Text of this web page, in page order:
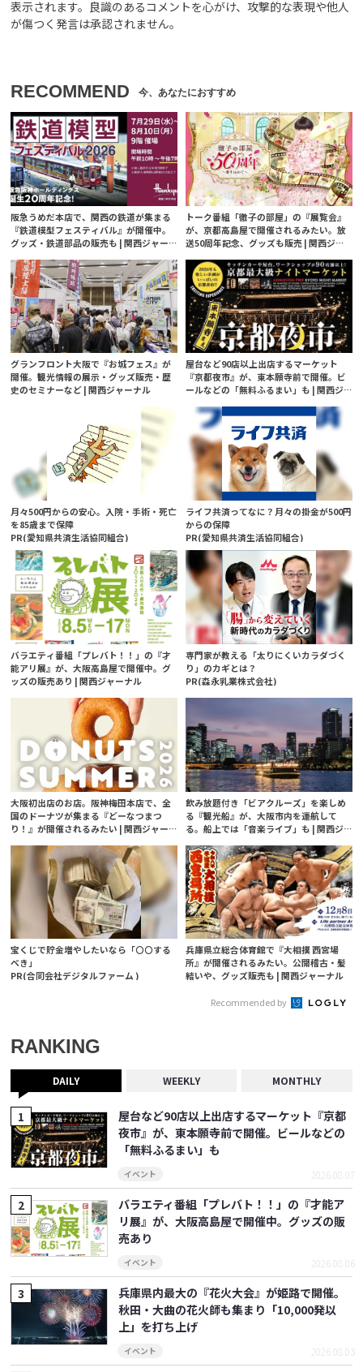
表示されます。良識のあるコメントを心がけ、攻撃的な表現や他人
が傷つく発言は承認されません。
RECOMMEND
阪急うめだ本店で、関西の鉄道が集まる
『鉄道模型フェスティバル』が開催中。
グッズ・鉄道部品の販売も | 関西ジャー
トーク番組「徹子の部屋」の『展覧会』
が、京都高島屋で開催されるみたい。放
送50周年記念、グッズも販売 | 関西ジャ
グランフロント大阪で『お城フェス』が
開催。観光情報の展示・グッズ販売・歴
史のセミナーなど | 関西ジャーナル
屋台など90店以上出店するマーケット
『京都夜市』が、東本願寺前で開催。ビ
ールなどの「無料ふるまい」も | 関西ジ
月々500円からの安心。入院・手術・死亡
を85歳まで保障
PR(愛知県共済生活協同組合)
ライフ共済ってなに？月々の掛金が500円
からの保障
PR(愛知県共済生活協同組合)
バラエティ番組「プレバト！！」の『才
能アリ展』が、大阪高島屋で開催中。グ
ッズの販売あり | 関西ジャーナル
専門家が教える「太りにくいカラダづく
り」のカギとは？
PR(森永乳業株式会社)
大阪初出店のお店。阪神梅田本店で、全
国のドーナツが集まる『どーなつまつ
り！』が開催されるみたい | 関西ジャー
飲み放題付き「ビアクルーズ」を楽しめ
る『観光船』が、大阪市内を運航して
る。船上では「音楽ライブ」も | 関西ジ
宝くじで貯金増やしたいなら「〇〇する
べき」
PR(合同会社デジタルファーム )
兵庫県立総合体育館で『大相撲 西宮場
所』が開催されるみたい。公開稽古・髪
結いや、グッズ販売も | 関西ジャーナル
Recommended by
RANKING
DAILY WEEKLY MONTHLY
屋台など90店以上出店するマーケット『京都
夜市』が、東本願寺前で開催。ビールなどの
「無料ふるまい」も
イベント 2026.08.07
バラエティ番組「プレバト！！」の『才能ア
リ展』が、大阪高島屋で開催中。グッズの販
売あり
イベント 2026.08.06
兵庫県内最大の『花火大会』が姫路で開催。
秋田・大曲の花火師も集まり「10,000発以
上」を打ち上げ
イベント 2026.08.03